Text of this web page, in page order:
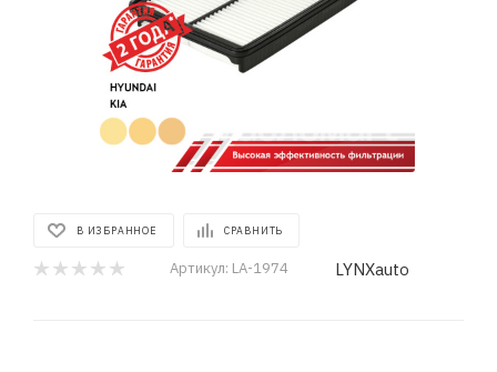
В ИЗБРАННОЕ СРАВНИТЬ
Артикул: LA-1974 LYNXauto